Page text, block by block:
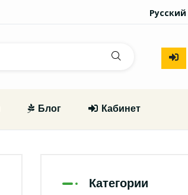
Русский
Блог Кабинет
Категории